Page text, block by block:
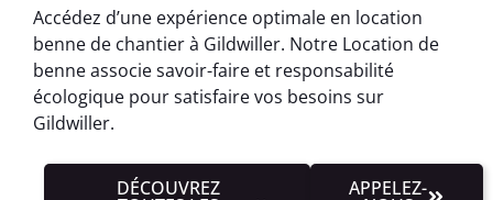
Accédez d’une expérience optimale en location
benne de chantier à Gildwiller. Notre Location de
benne associe savoir-faire et responsabilité
écologique pour satisfaire vos besoins sur
Gildwiller.
DÉCOUVREZ APPELEZ-